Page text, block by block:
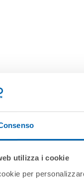
utilizza i cookie
per